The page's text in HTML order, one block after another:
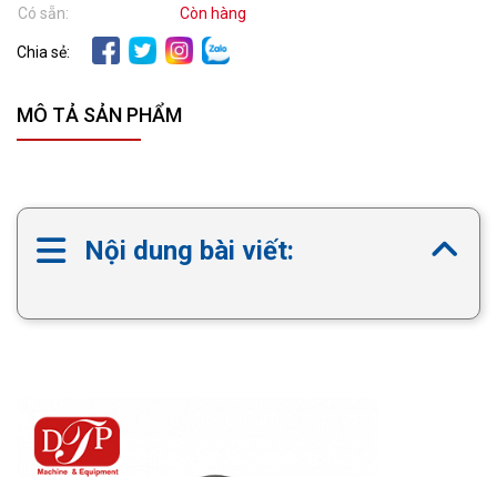
Có sẵn:
Còn hàng
Chia sẻ:
MÔ TẢ SẢN PHẨM
Nội dung bài viết: